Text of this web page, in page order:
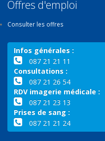
Offres d'emploi
Consulter les offres
Infos générales :
087 21 21 11
Consultations :
087 21 26 54
RDV imagerie médicale :
087 21 23 13
Prises de sang :
087 21 21 24